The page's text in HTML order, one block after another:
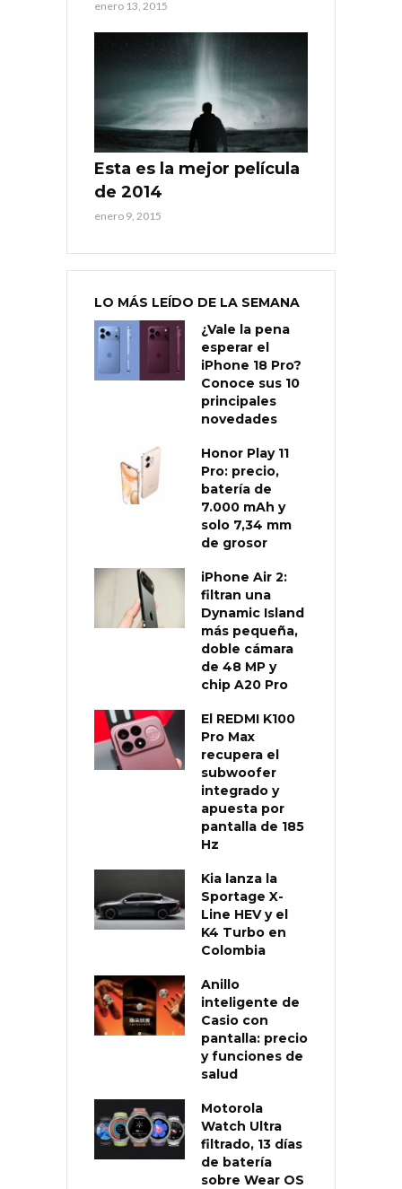
enero 13, 2015
Esta es la mejor película
de 2014
enero 9, 2015
LO MÁS LEÍDO DE LA SEMANA
¿Vale la pena
esperar el
iPhone 18 Pro?
Conoce sus 10
principales
novedades
Honor Play 11
Pro: precio,
batería de
7.000 mAh y
solo 7,34 mm
de grosor
iPhone Air 2:
filtran una
Dynamic Island
más pequeña,
doble cámara
de 48 MP y
chip A20 Pro
El REDMI K100
Pro Max
recupera el
subwoofer
integrado y
apuesta por
pantalla de 185
Hz
Kia lanza la
Sportage X-
Line HEV y el
K4 Turbo en
Colombia
Anillo
inteligente de
Casio con
pantalla: precio
y funciones de
salud
Motorola
Watch Ultra
filtrado, 13 días
de batería
sobre Wear OS